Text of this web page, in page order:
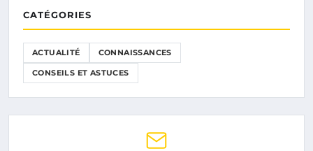
CATÉGORIES
ACTUALITÉ CONNAISSANCES
CONSEILS ET ASTUCES